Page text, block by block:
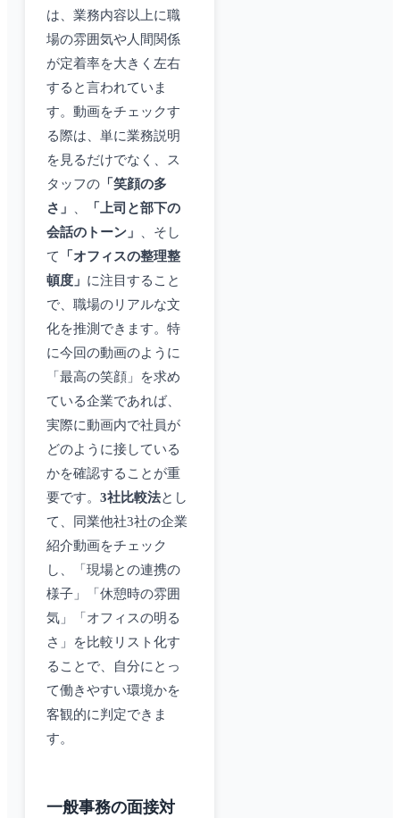
は、業務内容以上に職
場の雰囲気や人間関係
が定着率を大きく左右
すると言われていま
す。動画をチェックす
る際は、単に業務説明
を見るだけでなく、ス
タッフの 「笑顔の多
さ」
「上司と部下の
会話のトーン」
、そし
て
「オフィスの整理整
頓度」 に注目すること
で、職場のリアルな文
化を推測できます。特
に今回の動画のように
「最高の笑顔」を求め
ている企業であれば、
実際に動画内で社員が
どのように接している
かを確認することが重
要です。 3社比較法とし
て、同業他社3社の企業
紹介動画をチェック
し、「現場との連携の
様子」「休憩時の雰囲
気」「オフィスの明る
さ」を比較リスト化す
ることで、自分にとっ
て働きやすい環境かを
客観的に判定できま
す。
一般事務の面接対